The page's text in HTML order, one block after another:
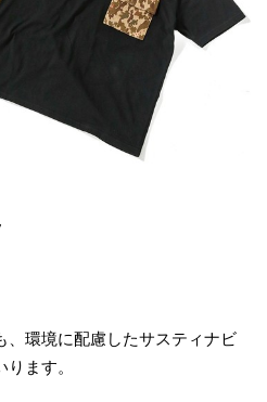
、環境に配慮したサスティナビ
ます。